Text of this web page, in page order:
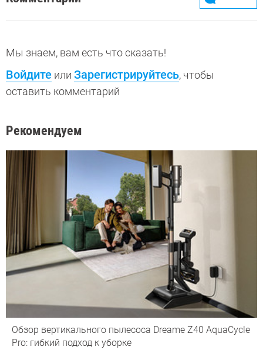
Мы знаем, вам есть что сказать!
Войдите или Зарегистрируйтесь, чтобы
оставить комментарий
Рекомендуем
Обзор вертикального пылесоса Dreame Z40 AquaCycle
Pro: гибкий подход к уборке